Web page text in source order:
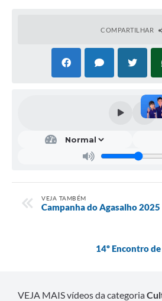
COMPARTILHAR
VEJA TAMBÉM
Campanha do Agasalho 2025
14º Encontro
VEJA MAIS vídeos da categoria